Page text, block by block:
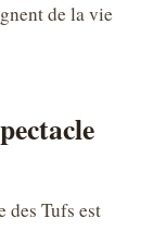
de la vie
des Tufs est